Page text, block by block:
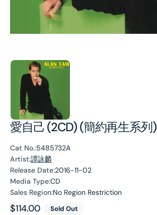
愛自己 (2CD) (簡約再生系列)
Cat No.:5485732A
Artist:譚詠麟
Release Date:2016-11-02
Media Type:CD
Sales Region:No Region Restriction
Regular
$114.00 Sold Out